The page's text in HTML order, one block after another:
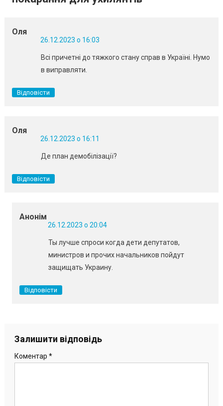
Оля
26.12.2023 о 16:03
Всі причетні до тяжкого стану справ в Україні. Нумо
в виправляти.
Відповісти
Оля
26.12.2023 о 16:11
Де план демобілізації?
Відповісти
Анонім
26.12.2023 о 20:04
Ты лучше спроси когда дети депутатов,
министров и прочих начальников пойдут
защищать Украину.
Відповісти
Залишити відповідь
Коментар *